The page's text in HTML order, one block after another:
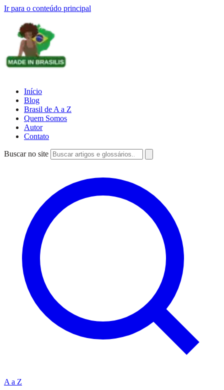
Ir para o conteúdo principal
Início
Blog
Brasil de A a Z
Quem Somos
Autor
Contato
Buscar no site
A a Z